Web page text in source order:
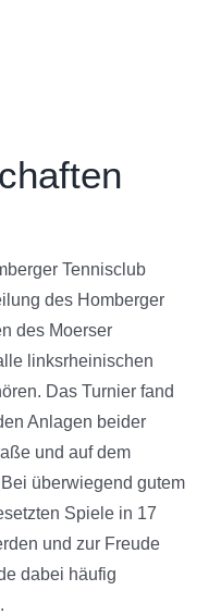
Tennisclub
des Homberger
des Moerser
linksrheinischen
Das Turnier fand
Anlagen beider
und auf dem
überwiegend gutem
Spiele in 17
und zur Freude
dabei häufig